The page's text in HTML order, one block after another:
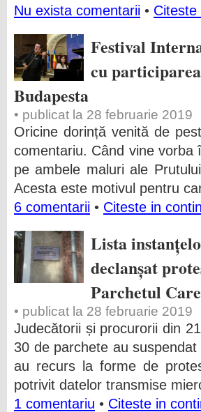
Nu exista comentarii • Citeste
Festival
cu
Budapesta
• publicat la 28 februarie 2019
Oricine dorință venită de
comentariu. Când vine vorba
pe ambele maluri ale
Acesta este motivul pentru
6 comentarii • Citeste in
Lista
declanșat
Parchetul
• publicat la 28 februarie 2019
Judecătorii și procurorii din
30 de parchete au
au recurs la forme de
potrivit datelor transmise
1 comentariu • Citeste in